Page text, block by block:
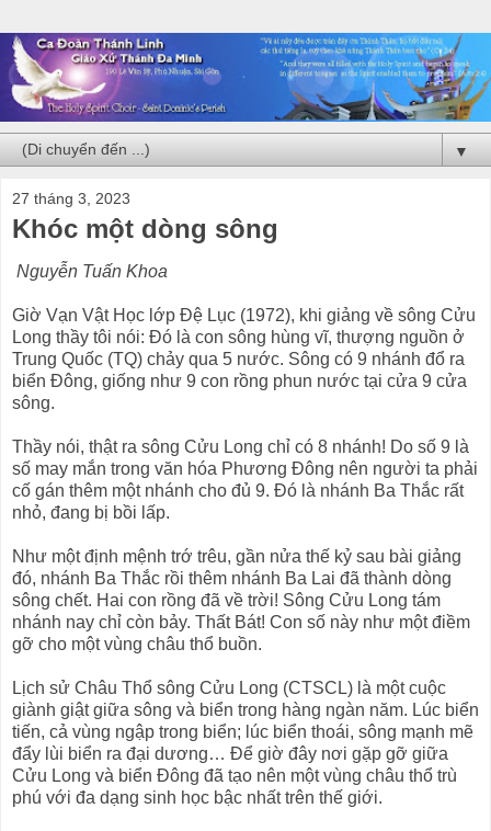
▼
27 tháng 3, 2023
Khóc một dòng sông
Nguyễn Tuấn Khoa
Giờ Vạn Vật Học lớp Đệ Lục (1972), khi giảng về sông Cửu
Long thầy tôi nói: Đó là con sông hùng vĩ, thượng nguồn ở
Trung Quốc (TQ) chảy qua 5 nước. Sông có 9 nhánh đổ ra
biển Đông, giống như 9 con rồng phun nước tại cửa 9 cửa
sông.
Thầy nói, thật ra sông Cửu Long chỉ có 8 nhánh! Do số 9 là
số may mắn trong văn hóa Phương Đông nên người ta phải
cố gán thêm một nhánh cho đủ 9. Đó là nhánh Ba Thắc rất
nhỏ, đang bị bồi lấp.
Như một định mệnh trớ trêu, gần nửa thế kỷ sau bài giảng
đó, nhánh Ba Thắc rồi thêm nhánh Ba Lai đã thành dòng
sông chết. Hai con rồng đã về trời! Sông Cửu Long tám
nhánh nay chỉ còn bảy. Thất Bát! Con số này như một điềm
gỡ cho một vùng châu thổ buồn.
Lịch sử Châu Thổ sông Cửu Long (CTSCL) là một cuộc
giành giật giữa sông và biển trong hàng ngàn năm. Lúc biển
tiến, cả vùng ngập trong biển; lúc biển thoái, sông mạnh mẽ
đẩy lùi biển ra đại dương… Để giờ đây nơi gặp gỡ giữa
Cửu Long và biển Đông đã tạo nên một vùng châu thổ trù
phú với đa dạng sinh học bậc nhất trên thế giới.